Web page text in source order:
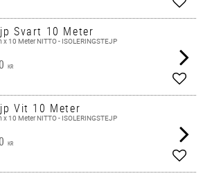
Add
Svart 10 Meter
x 10 Meter NITTO - ISOLERINGSTEJP
KR
Add
Vit 10 Meter
x 10 Meter NITTO - ISOLERINGSTEJP
KR
Add